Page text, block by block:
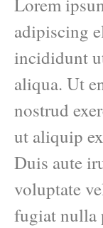
Lorem
adipiscing
incididunt
aliqua. Ut
nostrud
ut aliquip
Duis aute
voluptate
fugiat nulla